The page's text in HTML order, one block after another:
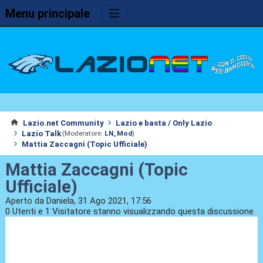
Menu principale
Lazio.net Community
Lazio e basta / Only Lazio
Lazio Talk (Moderatore: LN_Mod)
Mattia Zaccagni (Topic Ufficiale)
Mattia Zaccagni (Topic
Ufficiale)
Aperto da Daniela, 31 Ago 2021, 17:56
0 Utenti e 1 Visitatore stanno visualizzando questa discussione.